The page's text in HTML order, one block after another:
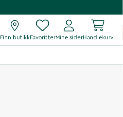
Finn butikkFavoritterMine siderHandlekurv